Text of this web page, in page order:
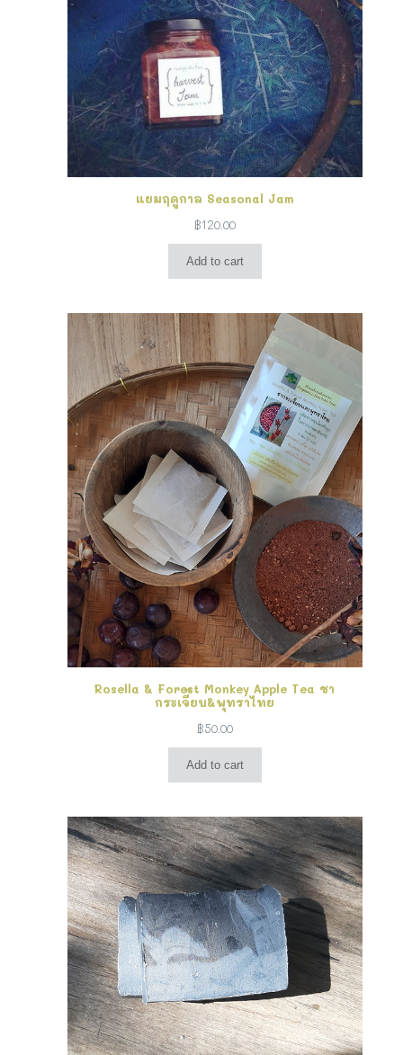
แยมฤดูกาล Seasonal Jam
฿120.00
Add to cart
Rosella & Forest Monkey Apple Tea ชา
กระเจี๊ยบ&พุทราไทย
฿50.00
Add to cart